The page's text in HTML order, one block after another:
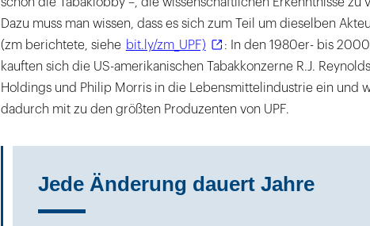
Dazu muss man wissen, dass es sich zum Teil um dieselben
(zm berichtete, siehe bit.ly/zm_UPF)
: In den 1980er- bis
kauften sich die US-amerikanischen Tabakkonzerne R.J.
Holdings und Philip Morris in die Lebensmittelindustrie ein und
dadurch mit zu den größten Produzenten von UPF.
Jede Änderung dauert Jahre